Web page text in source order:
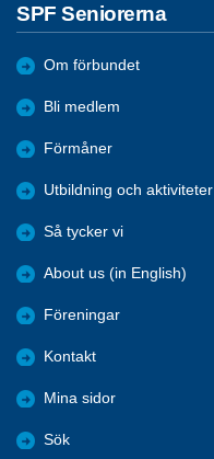
SPF Seniorerna
Om förbundet
Bli medlem
Förmåner
Utbildning och aktiviteter
Så tycker vi
About us (in English)
Föreningar
Kontakt
Mina sidor
Sök